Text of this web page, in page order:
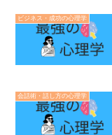
ビジネス・成功の心理学
会話術・話し方の心理学